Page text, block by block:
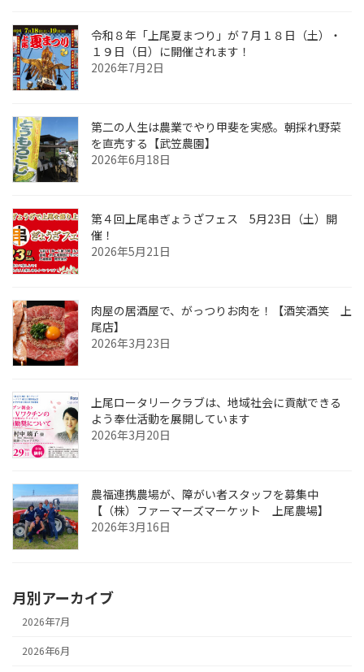
令和８年「上尾夏まつり」が７月１８日（土）・
１９日（日）に開催されます！
2026年7月2日
第二の人生は農業でやり甲斐を実感。朝採れ野菜
を直売する【武笠農園】
2026年6月18日
第４回上尾串ぎょうざフェス 5月23日（土）開
催！
2026年5月21日
肉屋の居酒屋で、がっつりお肉を！【酒笑酒笑 上
尾店】
2026年3月23日
上尾ロータリークラブは、地域社会に貢献できる
よう奉仕活動を展開しています
2026年3月20日
農福連携農場が、障がい者スタッフを募集中
【（株）ファーマーズマーケット 上尾農場】
2026年3月16日
月別アーカイブ
2026年7月
2026年6月